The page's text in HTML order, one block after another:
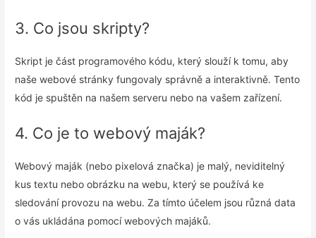
3. Co jsou skripty?
Skript je část programového kódu, který slouží k tomu, aby
naše webové stránky fungovaly správně a interaktivně. Tento
kód je spuštěn na našem serveru nebo na vašem zařízení.
4. Co je to webový maják?
Webový maják (nebo pixelová značka) je malý, neviditelný
kus textu nebo obrázku na webu, který se používá ke
sledování provozu na webu. Za tímto účelem jsou různá data
o vás ukládána pomocí webových majáků.